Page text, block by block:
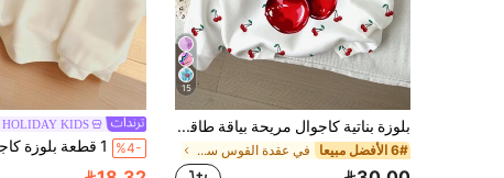
15
بلوزة بناتية كاجوال مريحة بياقة طاقم مع فيونكة وطباعة نقاط الكرز، قابلة للارتداء بشكل فضفاض، مناسبة للخريف والشتاء
6# الأفضل مبيعا في عقدة القوس سويت شيرتات للفتيات المراهقات
HOLIDAY KIDS
%4-